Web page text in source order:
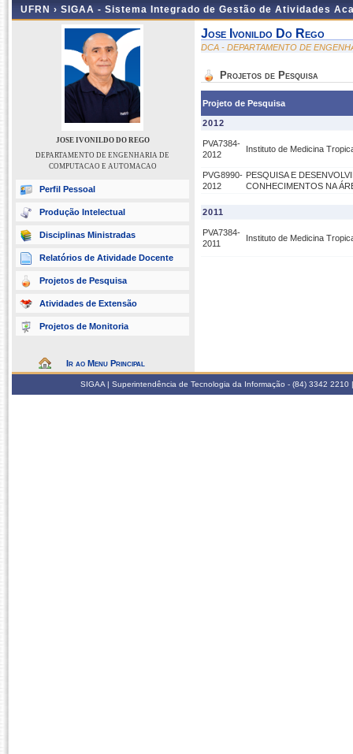
UFRN › SIGAA - Sistema Integrado de Gestão de Atividades
JOSE IVONILDO DO REGO
DEPARTAMENTO DE ENGENHARIA DE
COMPUTACAO E AUTOMACAO
Perfil Pessoal
Produção Intelectual
Disciplinas Ministradas
Relatórios de Atividade Docente
Projetos de Pesquisa
Atividades de Extensão
Projetos de Monitoria
Ir ao Menu Principal
Jose Ivonildo Do Rego
DCA - DEPARTAMENTO DE
Projetos de Pesquisa
Projeto de Pesquisa
2012
PVA7384-
2012
Instituto de Medicina
PVG8990-
2012
PESQUISA E
CONHECIMENTOS NA
2011
PVA7384-
2011
Instituto de Medicina
SIGAA | Superintendência de Tecnologia da Informação - (84) 3342